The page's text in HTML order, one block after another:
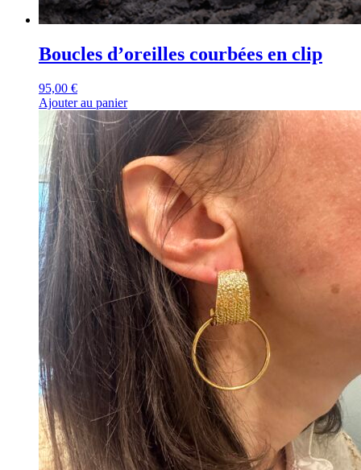
Boucles d’oreilles courbées en clip
95,00 €
Ajouter au panier